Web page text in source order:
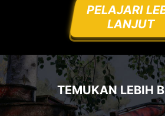
PELAJARI
LANJUT
TEMUKAN LEBIH